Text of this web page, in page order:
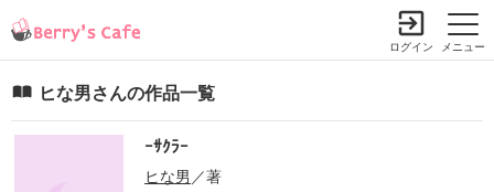
メニュー
ログイン
ヒな男さんの作品一覧
ｰｻｸﾗｰ
ヒな男 ／著